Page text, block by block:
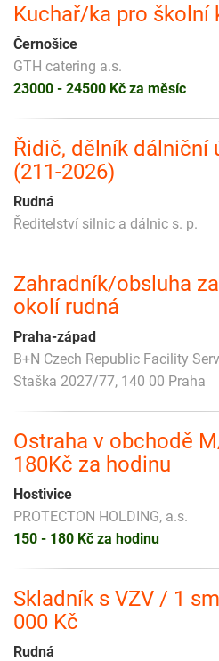
Kuchař/ka pro školní
Černošice
GTH catering a.s.
23000 - 24500 Kč za měsíc
Řidič, dělník dálniční
(211-2026)
Rudná
Ředitelství silnic a dálnic s. p.
Zahradník/obsluha
okolí rudná
Praha-západ
B+N Czech Republic Facility
Staška 2027/77, 140 00 Praha
Ostraha v obchodě
180Kč za hodinu
Hostivice
PROTECTON HOLDING, a.s.
150 - 180 Kč za hodinu
Skladník s VZV / 1
000 Kč
Rudná